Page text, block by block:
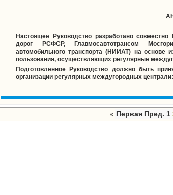
Настоящее Руководство разработано
дорог РСФСР, Главмосавтотрансом
автомобильного транспорта (НИИАТ) на основе
пользования, осуществляющих регулярные
Подготовленное Руководство должно быть
организации регулярных междугородных
« Первая Пред. 1